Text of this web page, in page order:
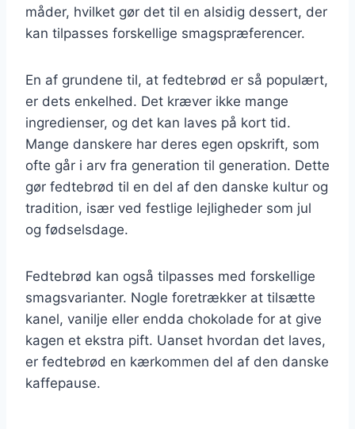
måder, hvilket gør det til en alsidig dessert, der
kan tilpasses forskellige smagspræferencer.
En af grundene til, at fedtebrød er så populært,
er dets enkelhed. Det kræver ikke mange
ingredienser, og det kan laves på kort tid.
Mange danskere har deres egen opskrift, som
ofte går i arv fra generation til generation. Dette
gør fedtebrød til en del af den danske kultur og
tradition, især ved festlige lejligheder som jul
og fødselsdage.
Fedtebrød kan også tilpasses med forskellige
smagsvarianter. Nogle foretrækker at tilsætte
kanel, vanilje eller endda chokolade for at give
kagen et ekstra pift. Uanset hvordan det laves,
er fedtebrød en kærkommen del af den danske
kaffepause.